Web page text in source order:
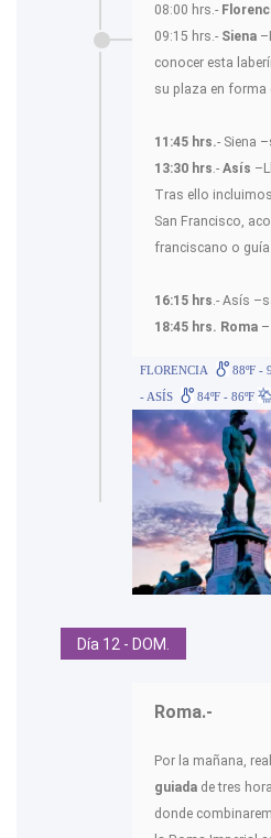
08:00 hrs.-
09:15 hrs.- Siena
conocer esta
su plaza en forma
11:45 hrs.- Siena
13:30 hrs .- Asís
Tras ello
San Francisco,
franciscano o guía
16:15 hrs .- Asís
18:45 hrs. Roma
FLORENCIA 88ºF -
- ASÍS
84ºF - 86ºF
Día 12 - DOM.
Roma.-
Por la mañana,
guiada de tres
donde